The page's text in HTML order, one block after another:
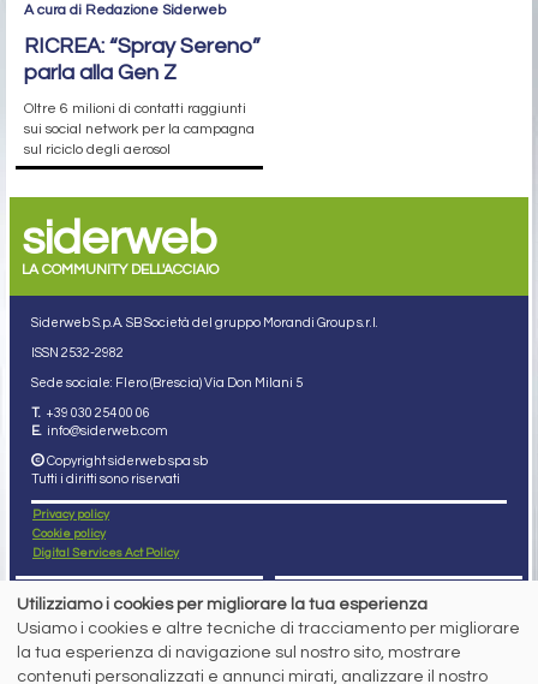
A cura di Redazione Siderweb
RICREA: “Spray Sereno”
parla alla Gen Z
Oltre 6 milioni di contatti raggiunti
sui social network per la campagna
sul riciclo degli aerosol
siderweb
LA COMMUNITY DELL'ACCIAIO
Siderweb S.p.A. SB Società del gruppo Morandi Group s.r.l.
ISSN 2532-2982
Sede sociale: Flero (Brescia) Via Don Milani 5
T. +39 030 254 00 06
E. info@siderweb.com
Copyright siderweb spa sb
Tutti i diritti sono riservati
Privacy policy
Cookie policy
Digital Services Act Policy
MENU
NEWS
PREZZI ITALIA
MERCATI
SEGUICI SUI NOSTRI
SOCIAL NETWORK
Utilizziamo i cookies per migliorare la tua esperienza
Usiamo i cookies e altre tecniche di tracciamento per migliorare
la tua esperienza di navigazione sul nostro sito, mostrare
contenuti personalizzati e annunci mirati, analizzare il nostro